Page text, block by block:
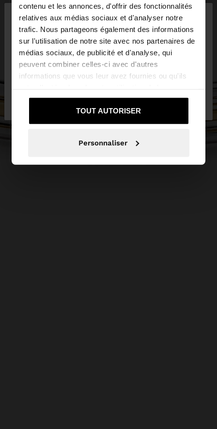
contenu et les annonces, d'offrir des fonctionnalités
relatives aux médias sociaux et d'analyser notre
trafic. Nous partageons également des informations
sur l'utilisation de notre site avec nos partenaires de
médias sociaux, de publicité et d'analyse, qui
peuvent combiner celles-ci avec d'autres
informations que vous leur avez fournies ou qu'ils
services.
TOUT AUTORISER
Personnaliser
bonjour ×
Vous accédez au site depuis France. Voulez-vous
parcourir notre site au United States?